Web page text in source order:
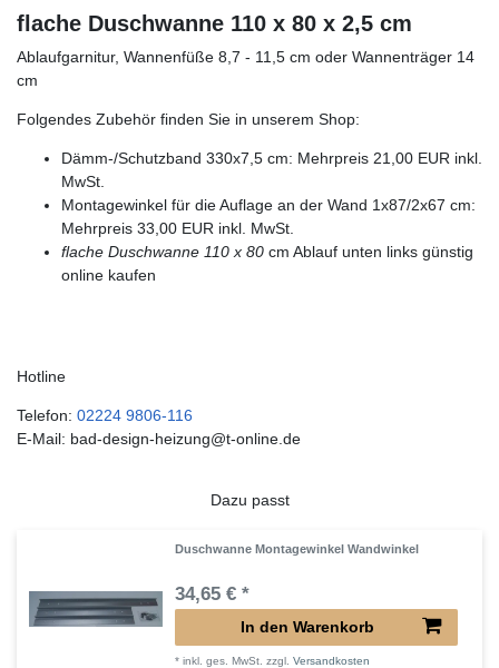
flache Duschwanne 110 x 80 x 2,5 cm
Ablaufgarnitur, Wannenfüße 8,7 - 11,5 cm oder Wannenträger 14
cm
Folgendes Zubehör finden Sie in unserem Shop:
Dämm-/Schutzband 330x7,5 cm: Mehrpreis 21,00 EUR inkl.
MwSt.
Montagewinkel für die Auflage an der Wand 1x87/2x67 cm:
Mehrpreis 33,00 EUR inkl. MwSt.
flache Duschwanne 110 x 80 cm Ablauf unten links günstig
online kaufen
Hotline
Telefon: 02224 9806-116
E-Mail: bad-design-heizung@t-online.de
Dazu passt
Duschwanne Montagewinkel Wandwinkel
34,65 € *
In den Warenkorb
*inkl. ges. MwSt. zzgl.Versandkosten